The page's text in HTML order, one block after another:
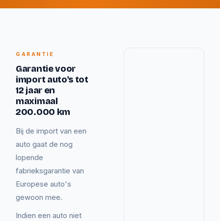
GARANTIE
Garantie voor
import auto's tot
12 jaar en
maximaal
200.000 km
Bij de import van een
auto gaat de nog
lopende
fabrieksgarantie van
Europese auto's
gewoon mee.
Indien een auto niet